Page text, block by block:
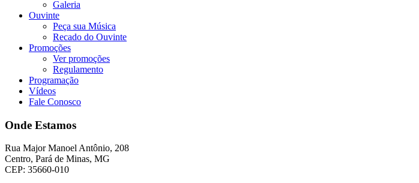
Galeria
Ouvinte
Peça sua Música
Recado do Ouvinte
Promoções
Ver promoções
Regulamento
Programação
Vídeos
Fale Conosco
Onde Estamos
Rua Major Manoel Antônio, 208
Centro, Pará de Minas, MG
CEP: 35660-010